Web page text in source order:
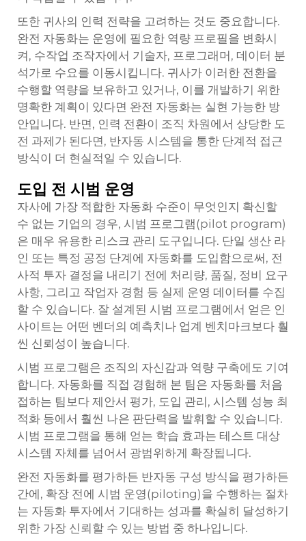
또한 귀사의 인력 전략을 고려하는 것도 중요합니다.
완전 자동화는 운영에 필요한 역량 프로필을 변화시
켜, 수작업 조작자에서 기술자, 프로그래머, 데이터 분
석가로 수요를 이동시킵니다. 귀사가 이러한 전환을
수행할 역량을 보유하고 있거나, 이를 개발하기 위한
명확한 계획이 있다면 완전 자동화는 실현 가능한 방
안입니다. 반면, 인력 전환이 조직 차원에서 상당한 도
전 과제가 된다면, 반자동 시스템을 통한 단계적 접근
방식이 더 현실적일 수 있습니다.
도입 전 시범 운영
자사에 가장 적합한 자동화 수준이 무엇인지 확신할
수 없는 기업의 경우, 시범 프로그램(pilot program)
은 매우 유용한 리스크 관리 도구입니다. 단일 생산 라
인 또는 특정 공정 단계에 자동화를 도입함으로써, 전
사적 투자 결정을 내리기 전에 처리량, 품질, 정비 요구
사항, 그리고 작업자 경험 등 실제 운영 데이터를 수집
할 수 있습니다. 잘 설계된 시범 프로그램에서 얻은 인
사이트는 어떤 벤더의 예측치나 업계 벤치마크보다 훨
씬 신뢰성이 높습니다.
시범 프로그램은 조직의 자신감과 역량 구축에도 기여
합니다. 자동화를 직접 경험해 본 팀은 자동화를 처음
접하는 팀보다 제안서 평가, 도입 관리, 시스템 성능 최
적화 등에서 훨씬 나은 판단력을 발휘할 수 있습니다.
시범 프로그램을 통해 얻는 학습 효과는 테스트 대상
시스템 자체를 넘어서 광범위하게 확장됩니다.
완전 자동화를 평가하든 반자동 구성 방식을 평가하든
간에, 확장 전에 시범 운영(piloting)을 수행하는 절차
는 자동화 투자에서 기대하는 성과를 확실히 달성하기
위한 가장 신뢰할 수 있는 방법 중 하나입니다.